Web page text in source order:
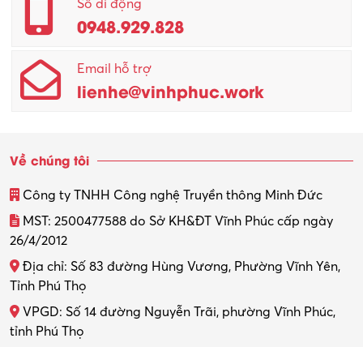
Quản lý chất lượng – QC
Quản lý sản xuất
Quản trị kinh doanh
Thiết kế nội thất
Thợ máy – Ô tô – Xe máy
Thực tập
Số di động
0948.929.828
Email hỗ trợ
lienhe@vinhphuc.work
Về chúng tôi
Công ty TNHH Công nghệ Truyền thông Minh Đức
MST: 2500477588 do Sở KH&ĐT Vĩnh Phúc cấp ngày
26/4/2012
Địa chỉ: Số 83 đường Hùng Vương, Phường Vĩnh Yên,
Tỉnh Phú Thọ
VPGD: Số 14 đường Nguyễn Trãi, phường Vĩnh Phúc,
tỉnh Phú Thọ